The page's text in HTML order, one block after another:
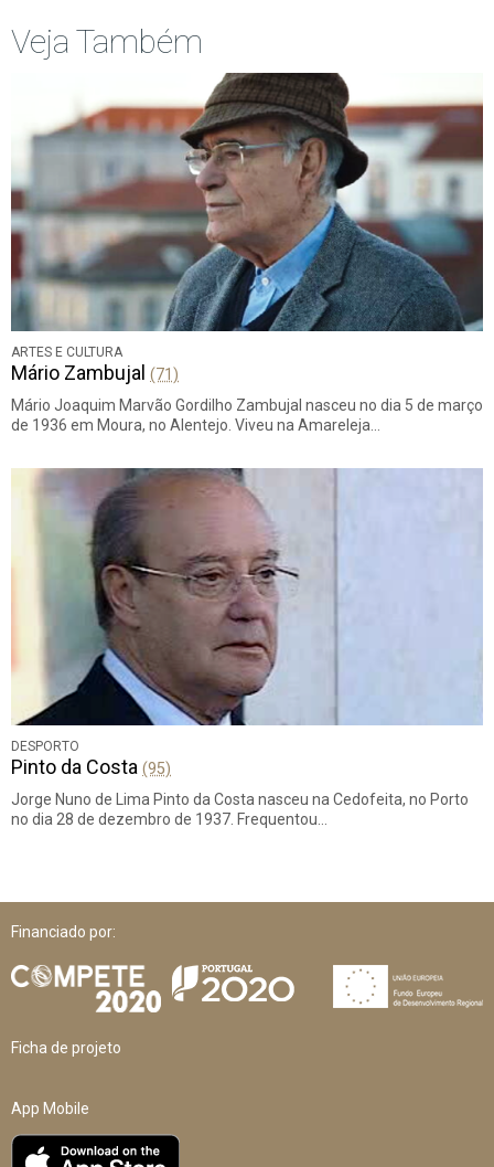
Veja Também
ARTES E CULTURA
Mário Zambujal (71)
Mário Joaquim Marvão Gordilho Zambujal nasceu no dia 5 de março
de 1936 em Moura, no Alentejo. Viveu na Amareleja…
DESPORTO
Pinto da Costa (95)
Jorge Nuno de Lima Pinto da Costa nasceu na Cedofeita, no Porto
no dia 28 de dezembro de 1937. Frequentou…
Financiado por:
Ficha de projeto
App Mobile